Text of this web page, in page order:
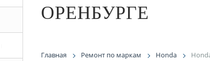
ОРЕНБУРГЕ
Главная Ремонт по маркам Honda